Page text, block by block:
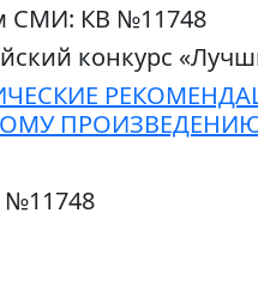
СМИ: КВ №11748
конкурс
№11748